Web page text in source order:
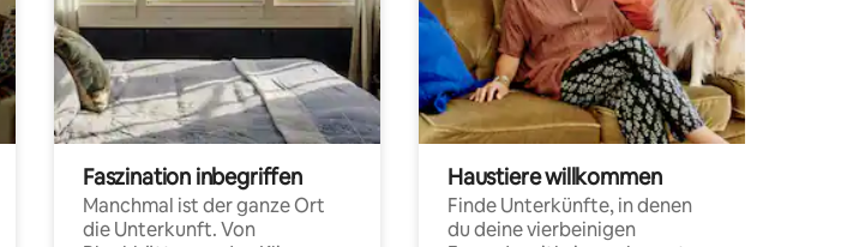
Faszination inbegriffen
Manchmal ist der ganze Ort
die Unterkunft. Von
Haustiere willkommen
Finde Unterkünfte, in denen
du deine vierbeinigen